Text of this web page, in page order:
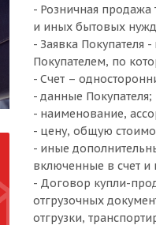
- Розничная
и иных бытовых
- Заявка Покупателя
Покупателем, по
- Счет –
- данные Покупателя;
- наименование,
- цену, общую
- иные
включенные в счет
- Договор купли-
отгрузочных
отгрузки,